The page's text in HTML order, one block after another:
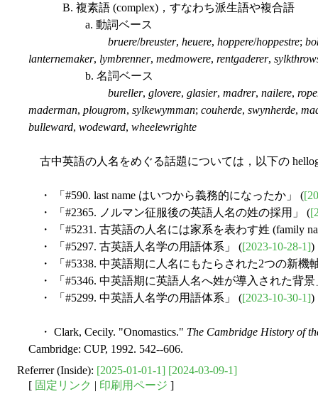
B. 複素語 (complex)，すなわち派生語や複合語
a. 動詞ベース
bruere/breuster, heuere, hoppere/hoppestre;
lanternemaker, lymbrenner, medmowere, rentgaderer,
b. 名詞ベース
bureller, glovere, glasier, madrer, nailere,
maderman, plougrom, sylkewymman; couherde, swynherde,
bulleward, wodeward, wheelewrighte
古中英語の人名をめぐる話題については，以下の
・ 「#590. last name はいつから義務的になったか」 (
・ 「#2365. ノルマン征服後の英語人名の姓の採用」 (
・ 「#5231. 古英語の人名には家系を表わす姓 (family
・ 「#5297. 古英語人名学の用語体系」 ([2023-10-28-1])
・ 「#5338. 中英語期に人名にもたらされた2つの新機
・ 「#5346. 中英語期に英語人名へ姓が導入された背景
・ 「#5299. 中英語人名学の用語体系」 ([2023-10-30-1])
・ Clark, Cecily. "Onomastics." The Cambridge History of
Cambridge: CUP, 1992. 542--606.
Referrer (Inside): [2025-01-01-1] [2024-03-09-1]
[ 固定リンク | 印刷用ページ ]